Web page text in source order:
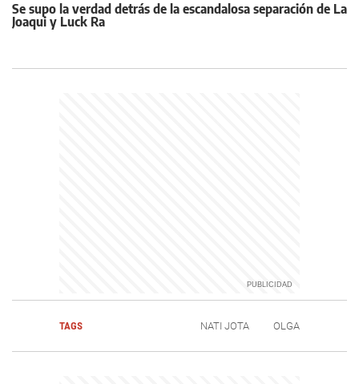
Se supo la verdad detrás de la escandalosa separación de La
Joaqui y Luck Ra
TAGS NATI JOTA OLGA